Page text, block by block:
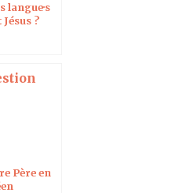
langue·s
?
Père en